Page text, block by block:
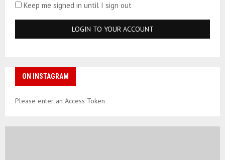
Keep me signed in until I sign out
ON INSTAGRAM
Please enter an Access Token